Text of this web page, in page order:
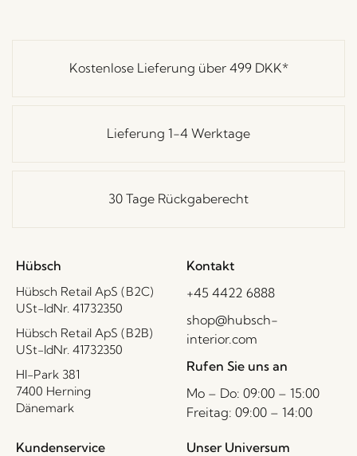
Kostenlose Lieferung über 499 DKK*
Lieferung 1-4 Werktage
30 Tage Rückgaberecht
Hübsch
Hübsch Retail ApS (B2C)
USt-IdNr. 41732350
Hübsch Retail ApS (B2B)
USt-IdNr. 41732350
HI-Park 381
7400 Herning
Dänemark
Kontakt
+45 4422 6888
shop@hubsch-
interior.com
Rufen Sie uns an
Mo – Do: 09:00 – 15:00
Freitag: 09:00 – 14:00
Kundenservice Unser Universum